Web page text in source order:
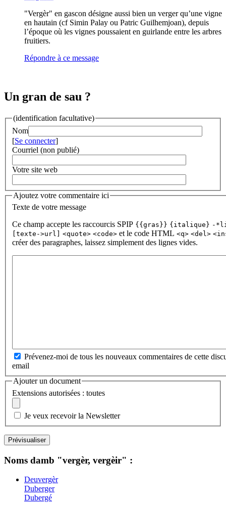
"Vergèr" en gascon désigne aussi bien un verger qu’une vigne
en hautain (cf Simin Palay ou Patric Guilhemjoan), depuis
l’époque où les vignes poussaient en guirlande entre les arbres
fruitiers.
Répondre à ce message
Un gran de sau ?
(identification facultative)
Nom
[Se connecter]
Courriel (non publié)
Votre site web
Ajoutez votre commentaire ici
Texte de votre message
Ce champ accepte les raccourcis SPIP {{gras}} {italique} -
[texte->url]
<quote> <code> et le code HTML <q> <del>
créer des paragraphes, laissez simplement des lignes vides.
Prévenez-moi de tous les nouveaux commentaires de cette
email
Ajouter un document
Extensions autorisées : toutes
Je veux recevoir la Newsletter
Noms damb "vergèr, vergèir" :
Deuvergèr
Duberger
Dubergé